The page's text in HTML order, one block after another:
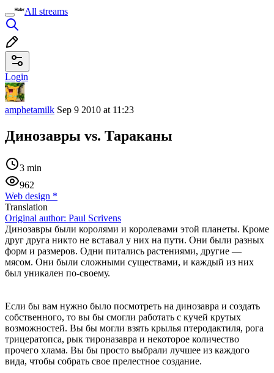
All streams
Login
amphetamilk Sep 9 2010 at 11:23
Динозавры vs. Тараканы
3 min
962
Web design *
Translation
Original author: Paul Scrivens
Динозавры были королями и королевами этой планеты. Кроме
друг друга никто не вставал у них на пути. Они были разных
форм и размеров. Одни питались растениями, другие —
мясом. Они были сложными существами, и каждый из них
был уникален по-своему.
Если бы вам нужно было посмотреть на динозавра и создать
собственного, то вы бы смогли работать с кучей крутых
возможностей. Вы бы могли взять крылья птеродактиля, рога
трицератопса, рык тироназавра и некоторое количество
прочего хлама. Вы бы просто выбрали лучшее из каждого
вида, чтобы собрать свое прелестное создание.